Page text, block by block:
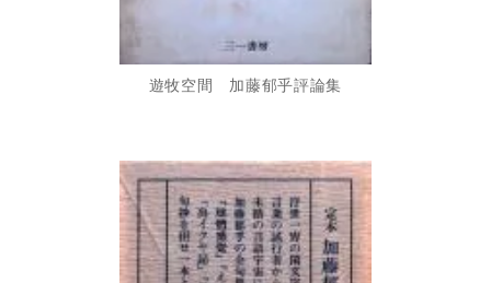
遊牧空間 加藤郁乎評論集